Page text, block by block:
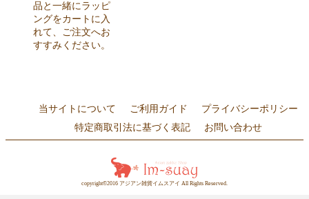
品と一緒にラッピ
ングをカートに入
れて、ご注文へお
すすみください。
当サイトについて ご利用ガイド
プライバシーポリシー
特定商取引法に基づく表記
お問い合わせ
copyright©2016 アジアン雑貨イムスアイ All Rights Reserved.